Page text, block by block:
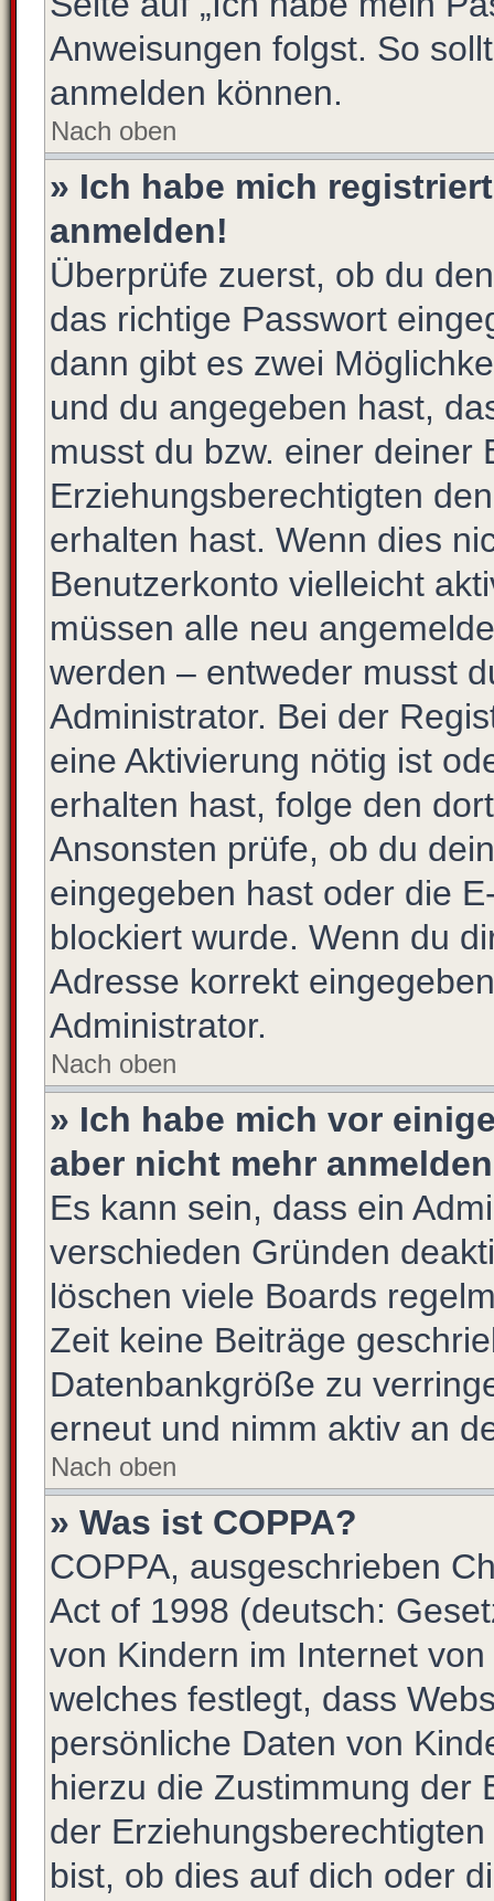
Anweisungen folgst. So
anmelden können.
Nach oben
» Ich habe mich
anmelden!
Überprüfe zuerst, ob du
das richtige Passwort
dann gibt es zwei
und du angegeben hast,
musst du bzw. einer deiner
Erziehungsberechtigten
erhalten hast. Wenn dies
Benutzerkonto vielleicht
müssen alle neu
werden – entweder musst
Administrator. Bei der
eine Aktivierung nötig ist
erhalten hast, folge den
Ansonsten prüfe, ob du
eingegeben hast oder die
blockiert wurde. Wenn du
Adresse korrekt
Administrator.
Nach oben
» Ich habe mich vor
aber nicht mehr
Es kann sein, dass ein
verschieden Gründen
löschen viele Boards
Zeit keine Beiträge
Datenbankgröße zu
erneut und nimm aktiv an
Nach oben
» Was ist COPPA?
COPPA, ausgeschrieben
Act of 1998 (deutsch:
von Kindern im Internet
welches festlegt, dass
persönliche Daten von
hierzu die Zustimmung der
der
bist, ob dies auf dich oder